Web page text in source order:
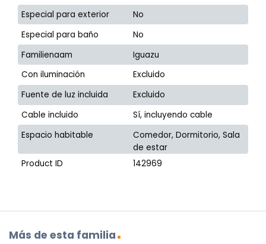
Especial para exterior
No
Especial para baño
No
Familienaam
Iguazu
Con iluminación
Excluido
Fuente de luz incluida
Excluido
Cable incluido
Sí, incluyendo cable
Espacio habitable
Comedor, Dormitorio, Sala
de estar
Product ID
142969
Más de esta familia